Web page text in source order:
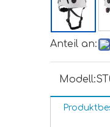
Anteil an:
Modell: